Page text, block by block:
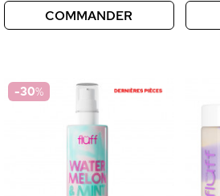
COMMANDER
-30%